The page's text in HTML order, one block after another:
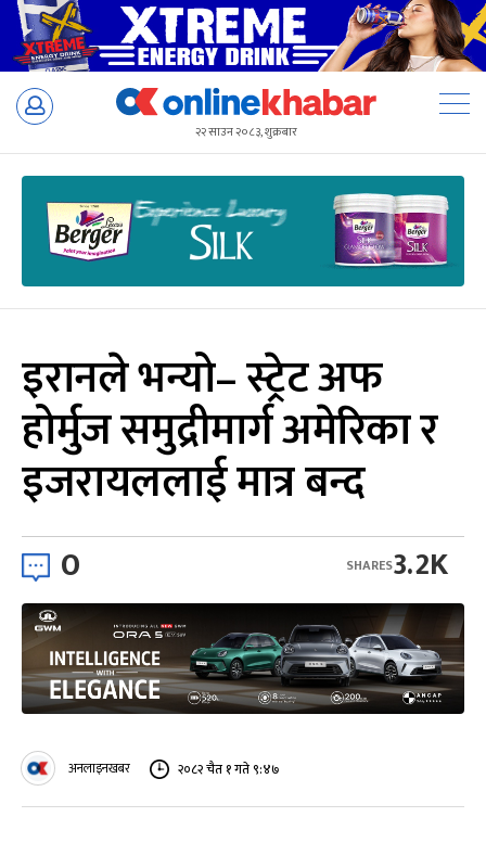
Skip
२२ साउन २०८३, शुक्रबार
इरानले भन्यो– स्ट्रेट अफ
होर्मुज समुद्रीमार्ग अमेरिका र
इजरायललाई मात्र बन्द
0 3.2K
SHARES
अनलाइनखबर २०८२ चैत १ गते ९:४७